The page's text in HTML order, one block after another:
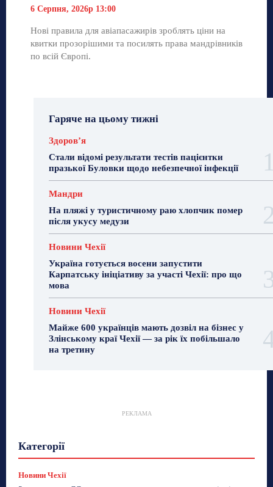
6 Серпня, 2026р 13:00
Нові правила для авіапасажирів зроблять ціни на
квитки прозорішими та посилять права мандрівників
по всій Європі.
Гаряче на цьому тижні
Здоровʼя
Стали відомі результати тестів пацієнтки
празької Буловки щодо небезпечної інфекції
Мандри
На пляжі у туристичному раю хлопчик помер
після укусу медузи
Новини Чехії
Україна готується восени запустити
Карпатську ініціативу за участі Чехії: про що
мова
Новини Чехії
Майже 600 українців мають дозвіл на бізнес у
Злінському краї Чехії — за рік їх побільшало
на третину
РЕКЛАМА
Категорії
Лайфстайл
Мандри Мова
Новини України
Новини Чехії
Спорт
Новини Чехії